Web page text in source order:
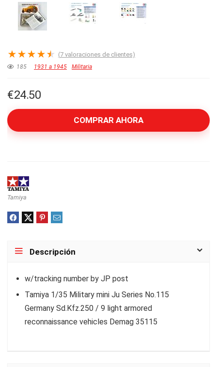
★★★★★ (7 valoraciones de clientes)
185 1931 a 1945 Militaria
€24.50
COMPRAR AHORA
Tamiya
Descripción
w/tracking number by JP post
Tamiya 1/35 Military mini Ju Series No.115
Germany Sd.Kfz.250 / 9 light armored
reconnaissance vehicles Demag 35115